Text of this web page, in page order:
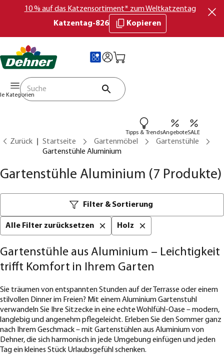
10 % auf das Katzensortiment* zum Weltkatzentag
Katzentag-826
Kopieren
Kategorien
Tipps & TrendsAngeboteSALE
Zurück Startseite Gartenmöbel
Gartenstühle
Gartenstühle Aluminium
Gartenstühle Aluminium (7 Produkte)
Filter & Sortierung
Alle Filter zurücksetzen Holz
Gartenstühle aus Aluminium – Leichtigkeit
trifft Komfort in Ihrem Garten
Sie träumen von entspannten Stunden auf der Terrasse oder einem
stilvollen Dinner im Freien? Mit einem Aluminium Gartenstuhl
verwandeln Sie Ihre Sitzecke in eine echte Wohlfühl-Oase – modern,
langlebig und angenehm pflegeleicht. Erleben Sie den Sommer ganz
nach Ihrem Geschmack – mit Gartenstühlen aus Aluminium von
Dehner, die sich harmonisch in jede Umgebung einfügen und jeden
Tag ein kleines Stück Urlaubsgefühl schenken.